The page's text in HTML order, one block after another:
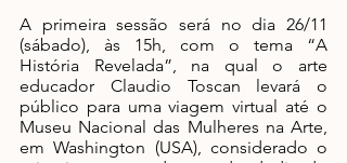
A primeira sessão será no dia 26/11
(sábado), às 15h, com o tema “A
História Revelada”, na qual o arte
educador Claudio Toscan levará o
público para uma viagem virtual até o
Museu Nacional das Mulheres na Arte,
em Washington (USA), considerado o